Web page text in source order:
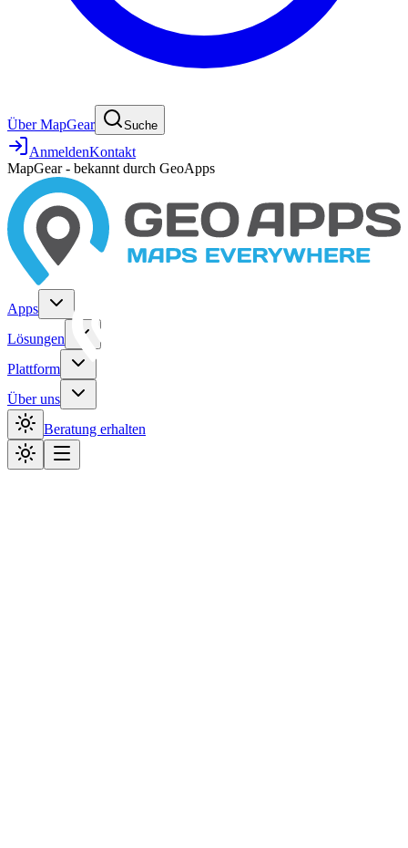
Über MapGear Suche
AnmeldenKontakt
MapGear - bekannt durch GeoApps
Apps
Lösungen
Plattform
Über uns
Beratung erhalten